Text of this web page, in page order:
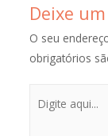
Deixe
O seu
obrigatórios
aqui...